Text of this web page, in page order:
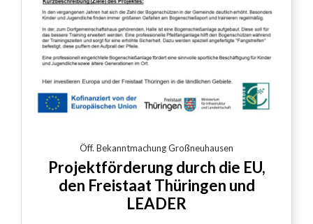
Öff. Bekanntmachung Großneuhausen
Projektförderung durch die EU,
den Freistaat Thüringen und
LEADER